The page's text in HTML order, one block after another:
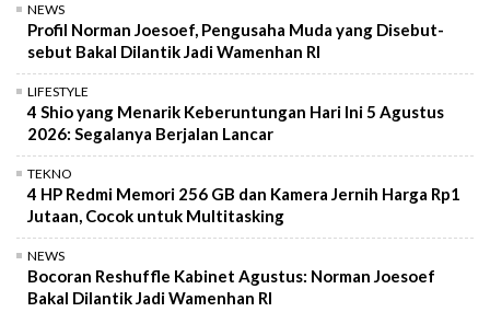
NEWS
Profil Norman Joesoef, Pengusaha Muda yang Disebut-
sebut Bakal Dilantik Jadi Wamenhan RI
LIFESTYLE
4 Shio yang Menarik Keberuntungan Hari Ini 5 Agustus
2026: Segalanya Berjalan Lancar
TEKNO
4 HP Redmi Memori 256 GB dan Kamera Jernih Harga Rp1
Jutaan, Cocok untuk Multitasking
NEWS
Bocoran Reshuffle Kabinet Agustus: Norman Joesoef
Bakal Dilantik Jadi Wamenhan RI